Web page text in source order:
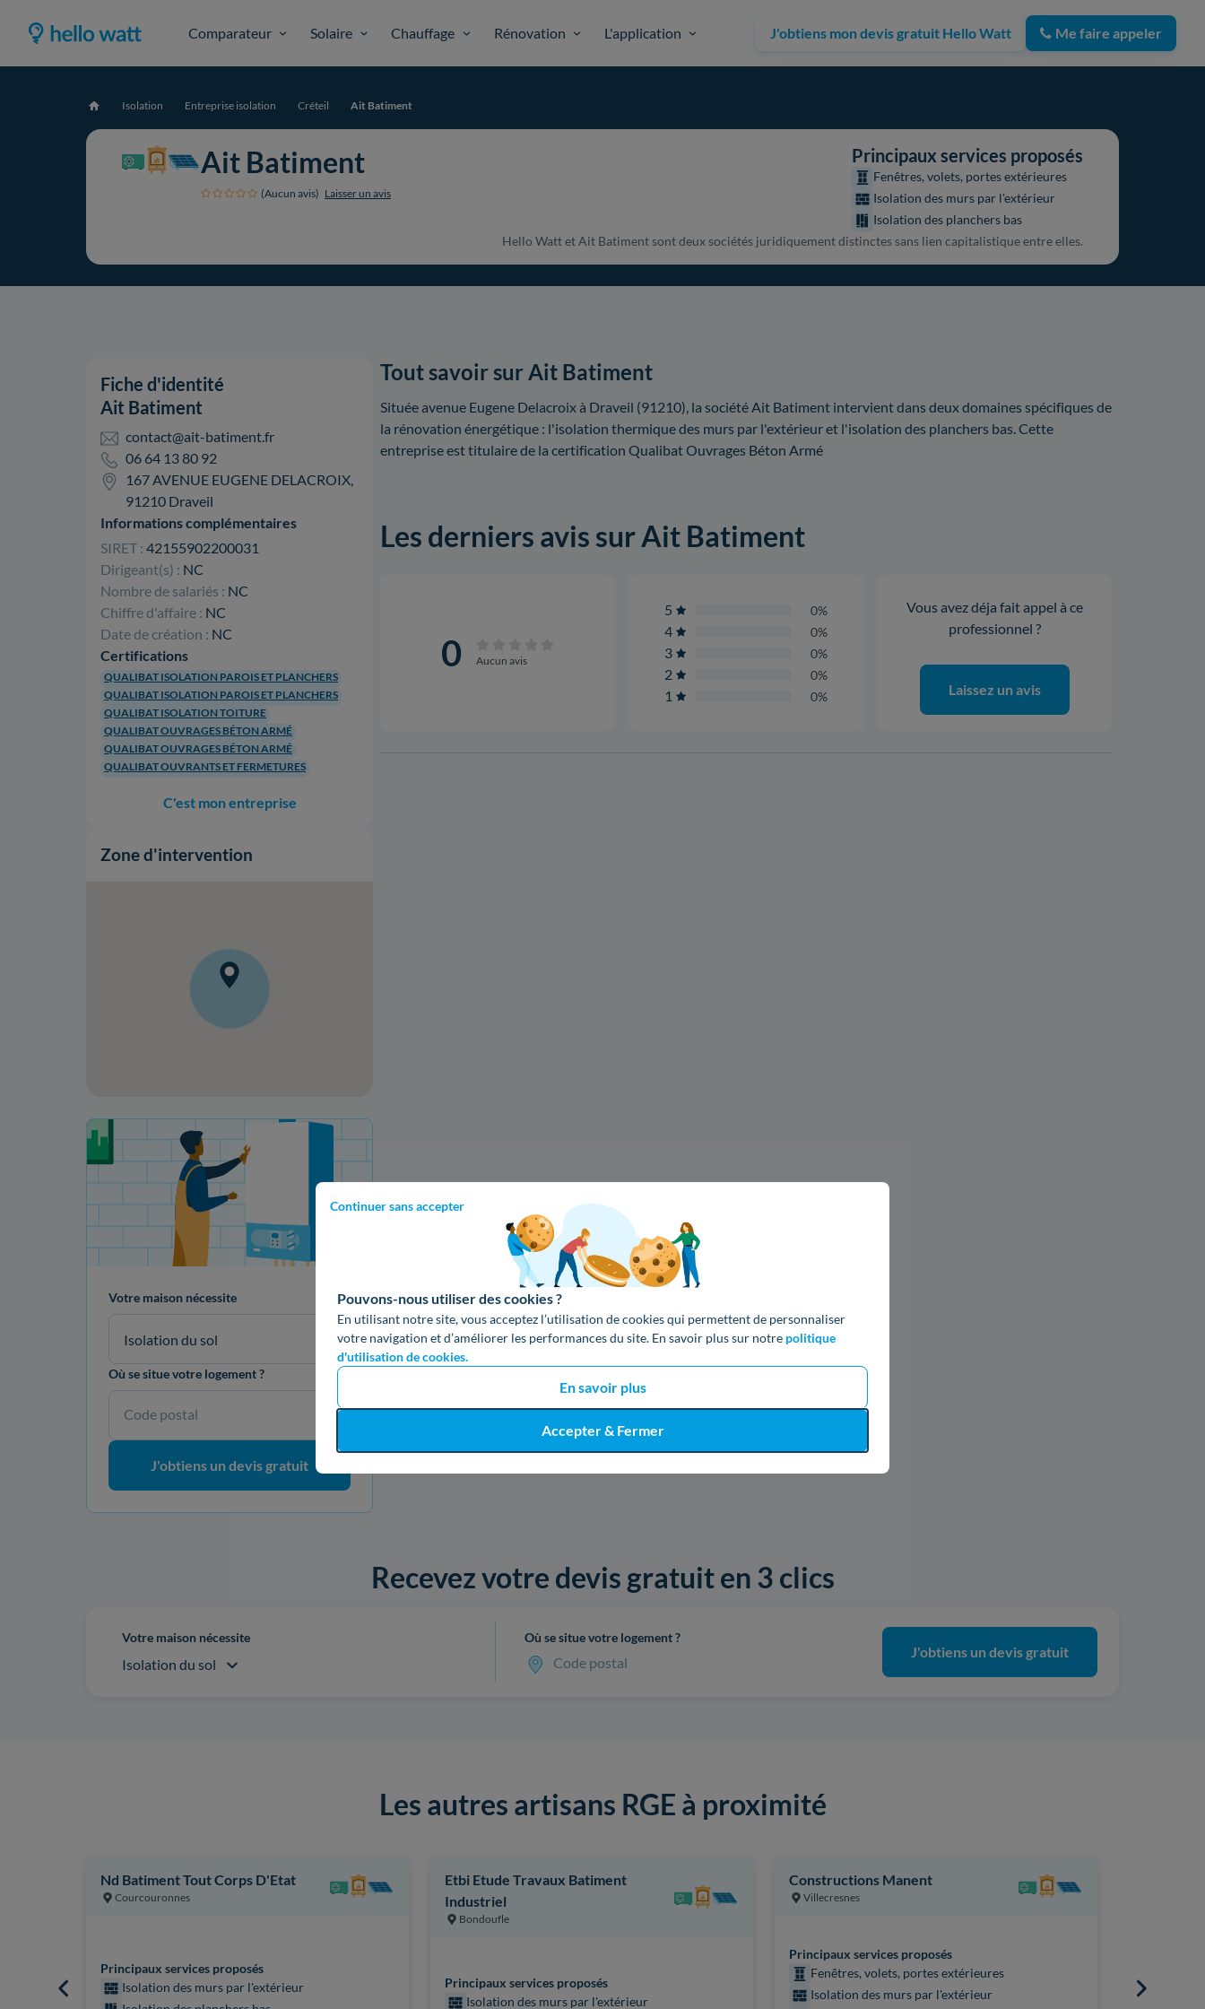
Comparateur Solaire Chauffage Rénovation L'application J'obtiens mon devis gratuit Hello Watt Me faire appeler
Continuer sans accepter
Pouvons-nous utiliser des cookies ?
En utilisant notre site, vous acceptez l’utilisation de cookies qui permettent de personnaliser
votre navigation et d’améliorer les performances du site. En savoir plus sur notre politique
d'utilisation de cookies.
En savoir plus
Accepter & Fermer
Accueil Isolation Entreprise isolation Créteil Ait Batiment
Ait Batiment
(Aucun avis) Laisser un avis
Principaux services proposés
Fenêtres, volets, portes extérieures
Isolation des murs par l'extérieur
Isolation des planchers bas
Hello Watt et Ait Batiment sont deux sociétés juridiquement distinctes sans lien capitalistique entre elles.
Fiche d'identité
Ait Batiment
contact@ait-batiment.fr
06 64 13 80 92
167 AVENUE EUGENE DELACROIX,
91210 Draveil
Informations complémentaires
SIRET : 42155902200031
Dirigeant(s) : NC
Nombre de salariés : NC
Chiffre d'affaire : NC
Date de création : NC
Certifications
QUALIBAT ISOLATION PAROIS ET PLANCHERS
QUALIBAT ISOLATION PAROIS ET PLANCHERS
QUALIBAT ISOLATION TOITURE
QUALIBAT OUVRAGES BÉTON ARMÉ
QUALIBAT OUVRAGES BÉTON ARMÉ
QUALIBAT OUVRANTS ET FERMETURES
C'est mon entreprise
Zone d'intervention
Votre projet de rénovation
Votre maison nécessite
Isolation du sol
Où se situe votre logement ?
Code postal
J'obtiens un devis gratuit
Tout savoir sur Ait Batiment
Située avenue Eugene Delacroix à Draveil (91210), la société Ait Batiment intervient dans deux domaines spécifiques de
la rénovation énergétique : l'isolation thermique des murs par l'extérieur et l'isolation des planchers bas. Cette
entreprise est titulaire de la certification Qualibat Ouvrages Béton Armé
Les derniers avis sur Ait Batiment
0 Aucun avis
5 0%
4 0%
3 0%
2 0%
1 0%
Vous avez déja fait appel à ce
professionnel ?
Laissez un avis
Recevez votre devis gratuit en 3 clics
Votre maison nécessite
Isolation du sol
Où se situe votre logement ?
Code postal
J'obtiens un devis gratuit
Les autres artisans RGE à proximité
Nd Batiment Tout Corps D'Etat
Courcouronnes
Principaux services proposés
Isolation des murs par l'extérieur
Etbi Etude Travaux Batiment
Industriel
Bondoufle
Principaux services proposés
Isolation des murs par l'extérieur
Constructions Manent
Villecresnes
Principaux services proposés
Fenêtres, volets, portes extérieures
Isolation des murs par l'extérieur